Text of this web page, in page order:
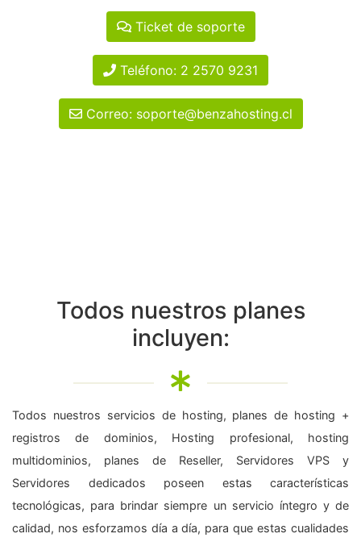
Ticket de soporte
Teléfono: 2 2570 9231
Correo: soporte@benzahosting.cl
Todos nuestros planes
incluyen:
Todos nuestros servicios de hosting, planes de hosting +
registros de dominios, Hosting profesional, hosting
multidominios, planes de Reseller, Servidores VPS y
Servidores dedicados poseen estas características
tecnológicas, para brindar siempre un servicio íntegro y de
calidad, nos esforzamos día a día, para que estas cualidades